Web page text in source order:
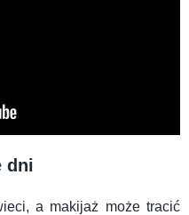
dni
a makijaż może tracić